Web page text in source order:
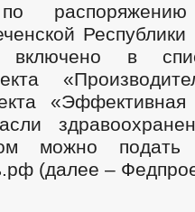
в
можно
(далее –